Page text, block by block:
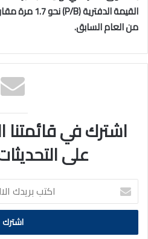
القيمة الدفترية (‏P/B
من العام السابق.
اشترك في قائمتنا
على
اكتب
بريدك
الالكتروني